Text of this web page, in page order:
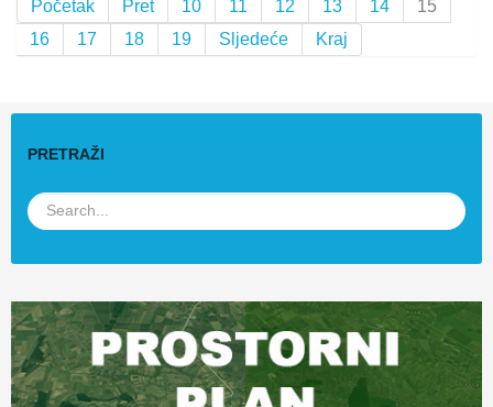
Početak Pret 10 11 12 13 14
15
16
17 18 19 Sljedeće Kraj
PRETRAŽI